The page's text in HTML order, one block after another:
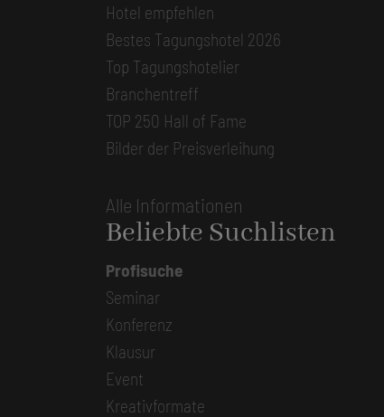
Hotel empfehlen
Bestes Tagungshotel 2026
Top Tagungshotelier
Branchentreff
TOP 250 Hall of Fame
Bilder der Preisverleihung
Alle Informationen
Beliebte Suchlisten
Profisuche
Seminar
Konferenz
Klausur
Event
Kreativformate